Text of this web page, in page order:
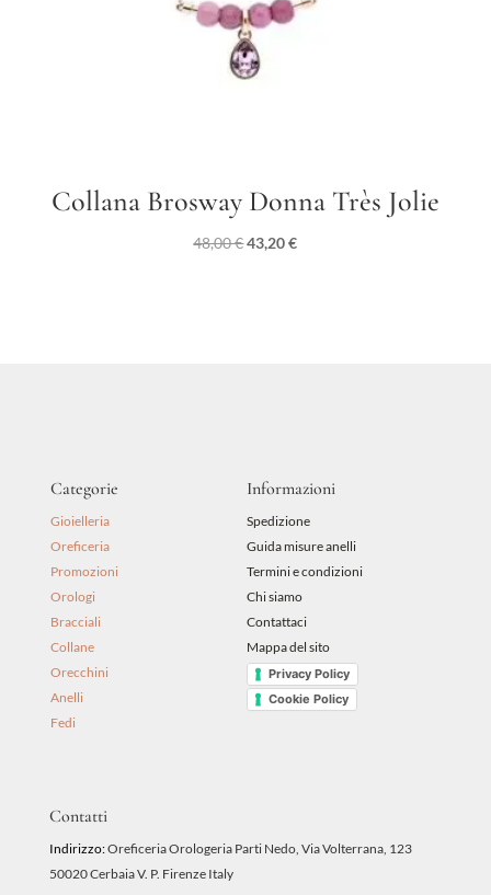
Collana Brosway Donna Très Jolie
48,00€Il
43,20€Il
Categorie
Gioielleria
Oreficeria
Promozioni
Orologi
Bracciali
Collane
Orecchini
Anelli
Fedi
Informazioni
Spedizione
Guida misure anelli
Termini e condizioni
Chi siamo
Contattaci
Mappa del sito
Privacy Policy
Cookie Policy
Contatti
Indirizzo:Oreficeria Orologeria Parti Nedo, Via Volterrana, 123
50020 Cerbaia V. P. Firenze Italy